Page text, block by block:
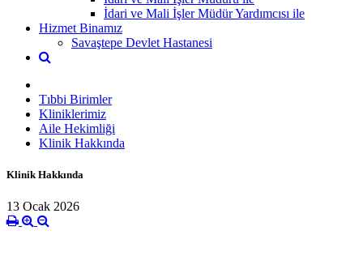
İdari ve Mali İşler Müdür Yardımcısı ile
Hizmet Binamız
Savaştepe Devlet Hastanesi
Tıbbi Birimler
Kliniklerimiz
Aile Hekimliği
Klinik Hakkında
Klinik Hakkında
13 Ocak 2026